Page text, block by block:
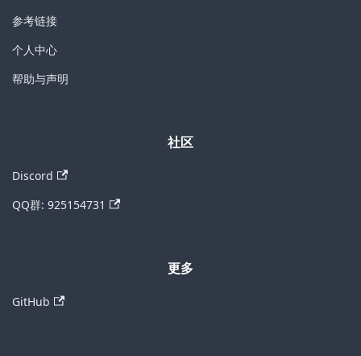
参考链接
个人中心
帮助与声明
社区
Discord
QQ群: 925154731
更多
GitHub